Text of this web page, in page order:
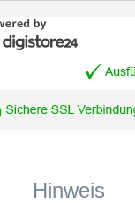
Hinweis